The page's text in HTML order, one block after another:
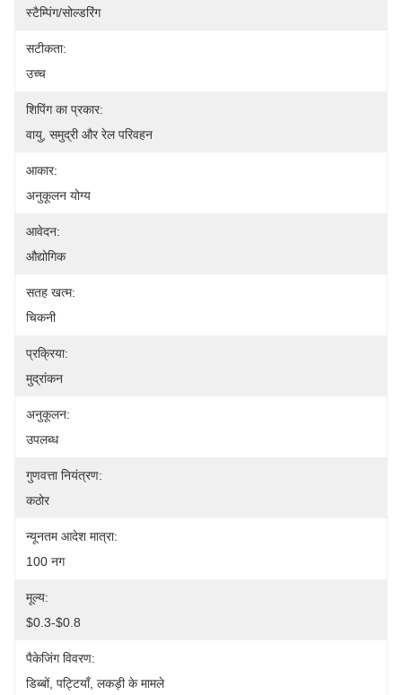
स्टैम्पिंग/सोल्डरिंग
सटीकता:
उच्च
शिपिंग का प्रकार:
वायु, समुद्री और रेल परिवहन
आकार:
अनुकूलन योग्य
आवेदन:
औद्योगिक
सतह खत्म:
चिकनी
प्रक्रिया:
मुद्रांकन
अनुकूलन:
उपलब्ध
गुणवत्ता नियंत्रण:
कठोर
न्यूनतम आदेश मात्रा:
100 नग
मूल्य:
$0.3-$0.8
पैकेजिंग विवरण:
डिब्बों, पट्टियाँ, लकड़ी के मामले